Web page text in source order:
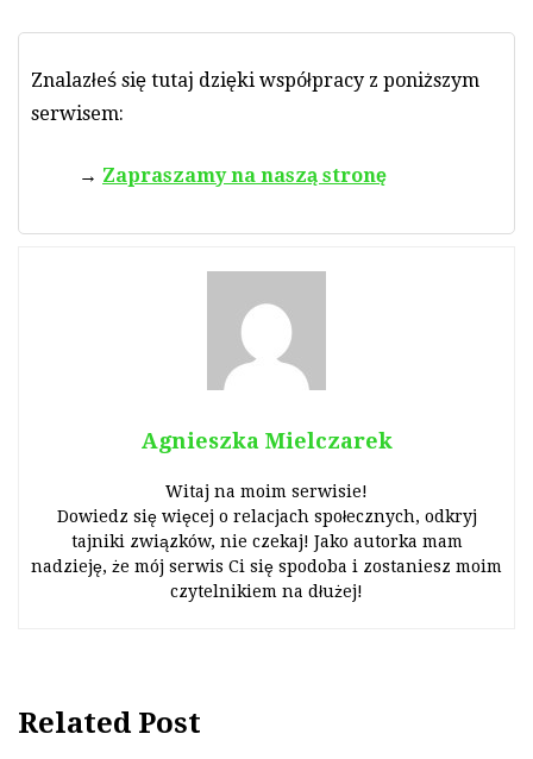
Znalazłeś się tutaj dzięki współpracy z poniższym
serwisem:
Zapraszamy na naszą stronę
Agnieszka Mielczarek
Witaj na moim serwisie!
Dowiedz się więcej o relacjach społecznych, odkryj
tajniki związków, nie czekaj! Jako autorka mam
nadzieję, że mój serwis Ci się spodoba i zostaniesz moim
czytelnikiem na dłużej!
Related Post